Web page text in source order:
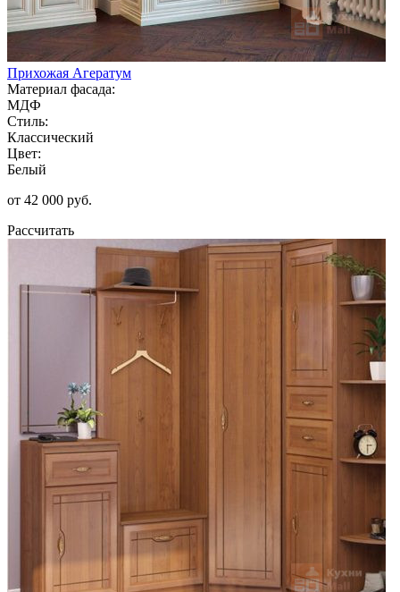
Прихожая Агератум
Материал фасада:
МДФ
Стиль:
Классический
Цвет:
Белый
от 42 000 руб.
Рассчитать